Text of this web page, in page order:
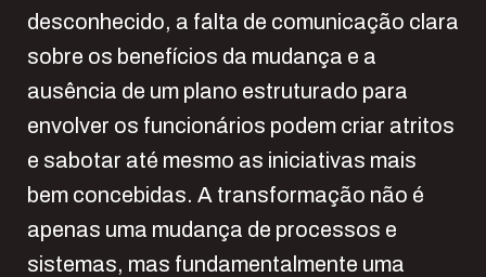
desconhecido, a falta de comunicação clara
sobre os benefícios da mudança e a
ausência de um plano estruturado para
envolver os funcionários podem criar atritos
e sabotar até mesmo as iniciativas mais
bem concebidas. A transformação não é
apenas uma mudança de processos e
sistemas, mas fundamentalmente uma